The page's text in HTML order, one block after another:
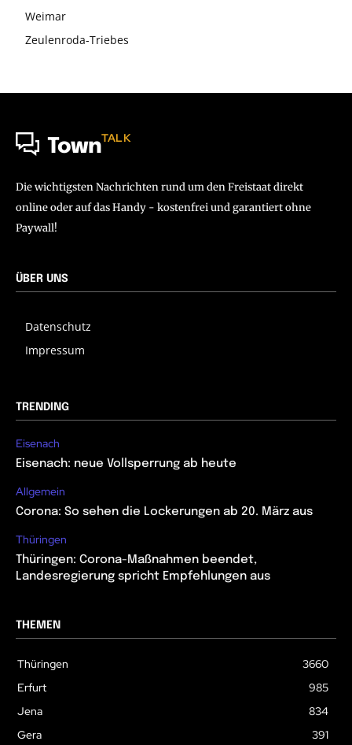
Weimar
Zeulenroda-Triebes
TownTALK
Die wichtigsten Nachrichten rund um den Freistaat direkt
online oder auf das Handy - kostenfrei und garantiert ohne
Paywall!
ÜBER UNS
Datenschutz
Impressum
TRENDING
Eisenach
Eisenach: neue Vollsperrung ab heute
Allgemein
Corona: So sehen die Lockerungen ab 20. März aus
Thüringen
Thüringen: Corona-Maßnahmen beendet,
Landesregierung spricht Empfehlungen aus
THEMEN
Thüringen
3660
Erfurt
985
Jena
834
Gera
391